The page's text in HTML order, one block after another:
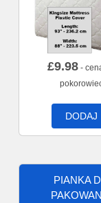
£9.98 -
DODAJ
PIANKA